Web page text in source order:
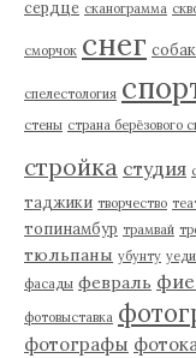
сердце сканограмма
сморчок снег
спелестология
стены страна берёзового
стройка студия
таджики творчество
топинамбур трамвай
тюльпаны убунту
фасады февраль
фотовыставка
фотографы